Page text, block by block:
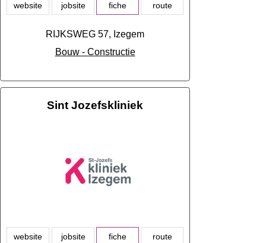
website jobsite fiche route
RIJKSWEG 57, Izegem
Bouw - Constructie
Sint Jozefskliniek
website jobsite fiche route